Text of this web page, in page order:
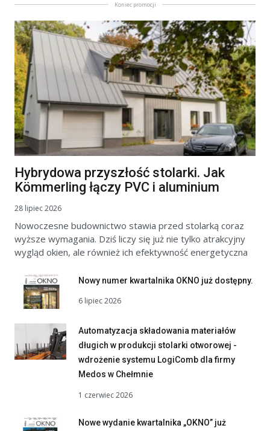
Koniec promocji
Hybrydowa przyszłość stolarki. Jak
Kömmerling łączy PVC i aluminium
28 lipiec 2026
Nowoczesne budownictwo stawia przed stolarką coraz
wyższe wymagania. Dziś liczy się już nie tylko atrakcyjny
wygląd okien, ale również ich efektywność energetyczna
Nowy numer kwartalnika OKNO już dostępny.
6 lipiec 2026
Automatyzacja składowania materiałów
długich w produkcji stolarki otworowej -
wdrożenie systemu LogiComb dla firmy
Medos w Chełmnie
1 czerwiec 2026
Nowe wydanie kwartalnika „OKNO” już